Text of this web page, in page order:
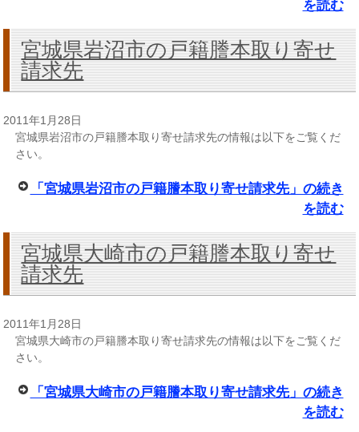
を読む
宮城県岩沼市の戸籍謄本取り寄せ
請求先
2011年1月28日
宮城県岩沼市の戸籍謄本取り寄せ請求先の情報は以下をご覧くだ
さい。
「宮城県岩沼市の戸籍謄本取り寄せ請求先」の続き
を読む
宮城県大崎市の戸籍謄本取り寄せ
請求先
2011年1月28日
宮城県大崎市の戸籍謄本取り寄せ請求先の情報は以下をご覧くだ
さい。
「宮城県大崎市の戸籍謄本取り寄せ請求先」の続き
を読む